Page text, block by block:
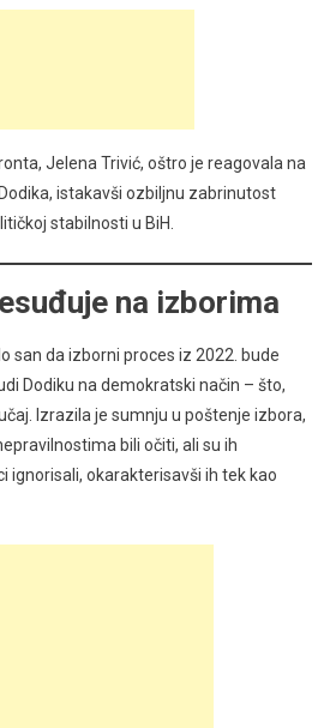
Jelena Trivić, oštro je reagovala na
istakavši ozbiljnu zabrinutost
stabilnosti u BiH.
na izborima
san da izborni proces iz 2022. bude
Dodiku na demokratski način – što,
Izrazila je sumnju u poštenje izbora,
bili očiti, ali su ih
ignorisali, okarakterisavši ih tek kao